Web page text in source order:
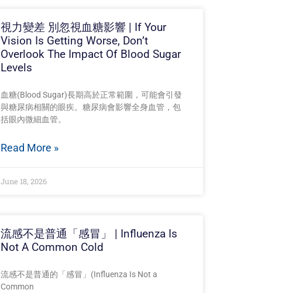
視力變差 別忽視血糖影響 | If Your
Vision Is Getting Worse, Don’t
Overlook The Impact Of Blood Sugar
Levels
血糖(Blood Sugar)長期高於正常範圍，可能會引發
與糖尿病相關的眼疾。糖尿病會影響全身血管，包
括眼內微細血管。
Read More »
June 18, 2026
流感不是普通「感冒」 | Influenza Is
Not A Common Cold
流感不是普通的「感冒」(Influenza Is Not a
Common